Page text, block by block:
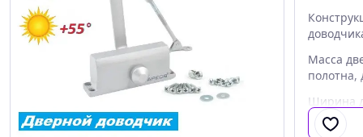
Масса
полотна,
Ширина
полотна